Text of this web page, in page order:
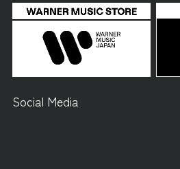
Social Media